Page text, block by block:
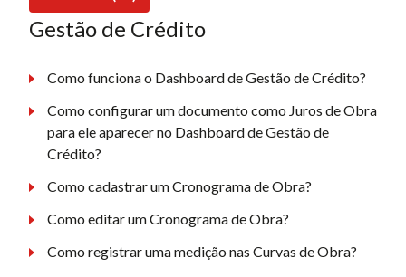
Gestão de Crédito
Como funciona o Dashboard de Gestão de Crédito?
Como configurar um documento como Juros de Obra
para ele aparecer no Dashboard de Gestão de
Crédito?
Como cadastrar um Cronograma de Obra?
Como editar um Cronograma de Obra?
Como registrar uma medição nas Curvas de Obra?